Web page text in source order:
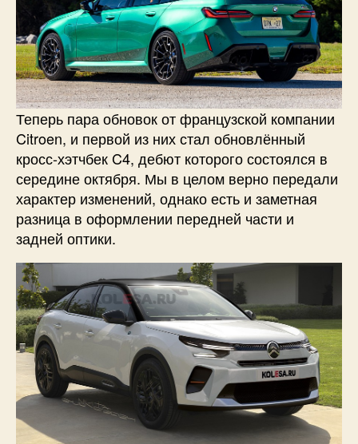
Теперь пара обновок от французской компании
Citroen, и первой из них стал обновлённый
кросс-хэтчбек C4, дебют которого состоялся в
середине октября. Мы в целом верно передали
характер изменений, однако есть и заметная
разница в оформлении передней части и
задней оптики.